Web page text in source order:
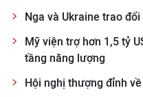
TIN ĐỊA PHƯƠNG
Trung du và miền núi
Đồng bằng sông Hồng
Nga và Ukraine trao đổi
Mỹ viện trợ hơn 1,5 tỷ
tầng năng lượng
Hội nghị thượng đỉnh